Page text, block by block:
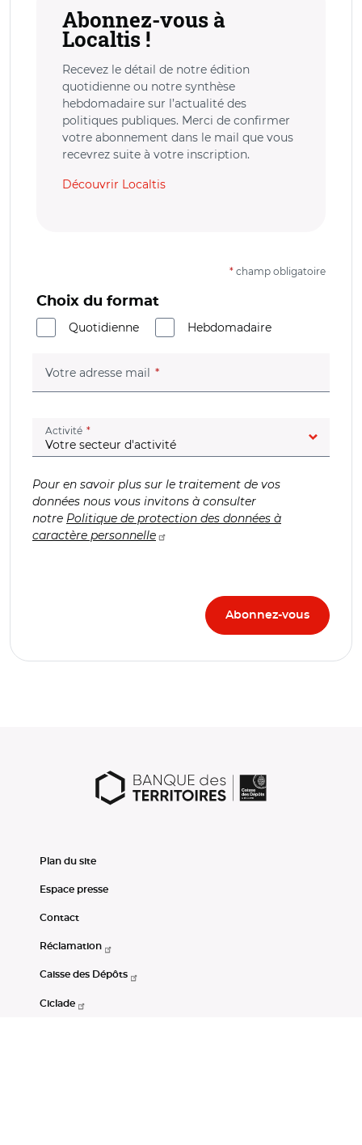
Abonnez-vous à
Localtis !
Recevez le détail de notre édition
quotidienne ou notre synthèse
hebdomadaire sur l’actualité des
politiques publiques. Merci de confirmer
votre abonnement dans le mail que vous
recevrez suite à votre inscription.
Découvrir Localtis
* champ obligatoire
Choix du format
Quotidienne
Hebdomadaire
Votre adresse mail (champ obligatoire)
Activité (champ obligatoire)
Pour en savoir plus sur le traitement de vos
données nous vous invitons à consulter
notre Politique de protection des données à
caractère personnelle
Plan du site
Espace presse
Contact
Réclamation
Caisse des Dépôts
Ciclade